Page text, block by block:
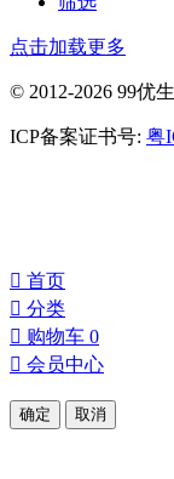
点击加载更多
© 2012-2026 99优
ICP备案证书号: 粤
󰀁 首页
󰀂 分类
󰀄 购物车 0
󰀅 会员中心
确定 取消